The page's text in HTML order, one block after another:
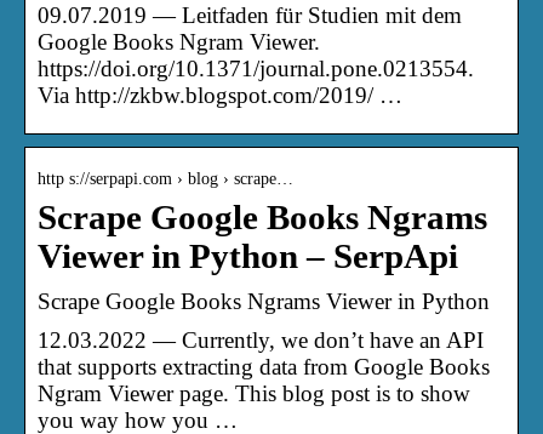
09.07.2019 — Leitfaden für Studien mit dem
Google Books Ngram Viewer.
https://doi.org/10.1371/journal.pone.0213554.
Via http://zkbw.blogspot.com/2019/ …
http s://serpapi.com › blog › scrape…
Scrape Google Books Ngrams
Viewer in Python – SerpApi
Scrape Google Books Ngrams Viewer in Python
12.03.2022 — Currently, we don’t have an API
that supports extracting data from Google Books
Ngram Viewer page. This blog post is to show
you way how you …